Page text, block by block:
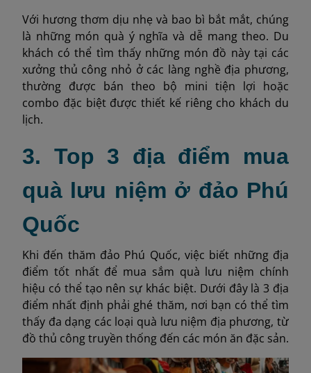
Với hương thơm dịu nhẹ và bao bì bắt mắt, chúng
là những món quà ý nghĩa và dễ mang theo. Du
khách có thể tìm thấy những món đồ này tại các
xưởng thủ công nhỏ ở các làng nghề địa phương,
thường được bán theo bộ mini tiện lợi hoặc
combo đặc biệt được thiết kế riêng cho khách du
lịch.
3. Top 3 địa điểm mua
quà lưu niệm ở đảo Phú
Quốc
Khi đến thăm đảo Phú Quốc, việc biết những địa
điểm tốt nhất để mua sắm quà lưu niệm chính
hiệu có thể tạo nên sự khác biệt. Dưới đây là 3 địa
điểm nhất định phải ghé thăm, nơi bạn có thể tìm
thấy đa dạng các loại quà lưu niệm địa phương, từ
đồ thủ công truyền thống đến các món ăn đặc sản.